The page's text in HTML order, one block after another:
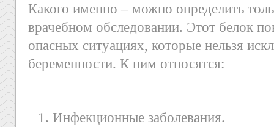
Какого именно – можно определить
врачебном обследовании. Этот белок
опасных ситуациях, которые нельзя
беременности. К ним относятся:
Инфекционные заболевания.